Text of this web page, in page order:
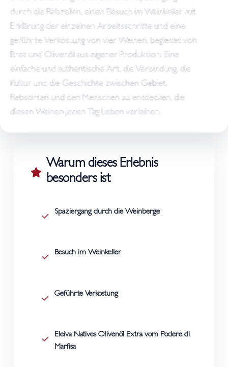
durch die Rebzeilen, einen Besuch im Weinkeller mit
Erklärung der einzelnen Arbeitsschritte und eine
geführte Verkostung von vier Weinen, begleitet von
Brot und Olivenöl aus eigener Produktion. Eine
einfache und authentische Art, die Verbindung, die
Kultur und die Geschichte zwischen Gebiet,
Rebsorten und den Menschen zu entdecken, die
diesen Weinen jeden Tag Leben verleihen.
Warum dieses Erlebnis
besonders ist
Spaziergang durch die Weinberge
Besuch im Weinkeller
Geführte Verkostung
Eleiva Natives Olivenöl Extra vom Podere di
Marfisa